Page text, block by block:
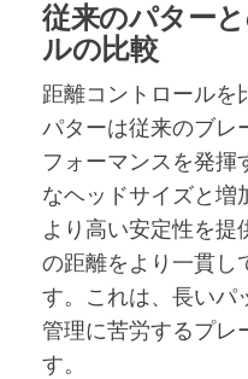
従来のパター
ルの比較
距離コントロールを
パターは従来のブレ
フォーマンスを発揮
なヘッドサイズと増
より高い安定性を提
の距離をより一貫し
す。これは、長いパ
管理に苦労するプレ
す。